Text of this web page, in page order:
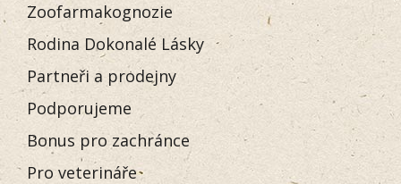
Zoofarmakognozie
Rodina Dokonalé Lásky
Partneři a prodejny
Podporujeme
Bonus pro zachránce
Pro veterináře